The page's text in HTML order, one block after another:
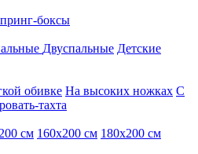
боксы
Двуспальные Детские
обивке На высоких ножках С
тахта
см 160х200 см 180х200 см